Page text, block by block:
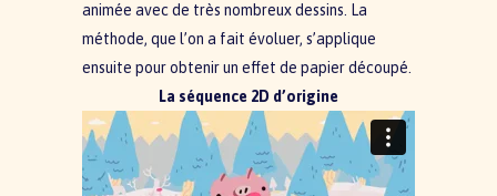
animée avec de très nombreux dessins. La
méthode, que l’on a fait évoluer, s’applique
ensuite pour obtenir un effet de papier découpé.
La séquence 2D d’origine